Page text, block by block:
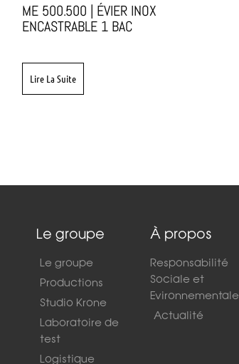
ME 500.500 | ÉVIER INOX
ENCASTRABLE 1 BAC
Lire La Suite
Le groupe
Le groupe
Productions
Studio Krone
Laboratoire de
test
Logistique
À propos
Responsabilité
Sociale et
Evironnementale
Actualité